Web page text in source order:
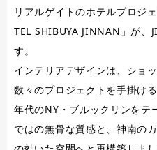
リアルゲイトのホテルプロジ
TEL SHIBUYA JINNAN」が、
す。
インテリアデザインは、ショ
数々のプロジェクトを手掛け
年代のNY・ブルックリンをテ
ではの無骨な質感と、神南の